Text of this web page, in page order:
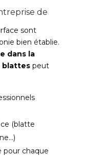
de
sont
bien établie.
dans la
blattespeut
(blatte
pour chaque